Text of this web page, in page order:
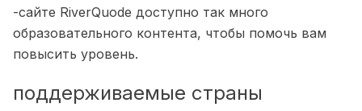
-сайте RiverQuode доступно так много
образовательного контента, чтобы помочь вам
повысить уровень.
поддерживаемые страны